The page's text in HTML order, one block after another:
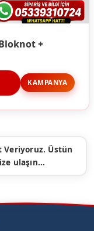
+
KAMPANYA
Veriyoruz. Üstün
ulaşın...